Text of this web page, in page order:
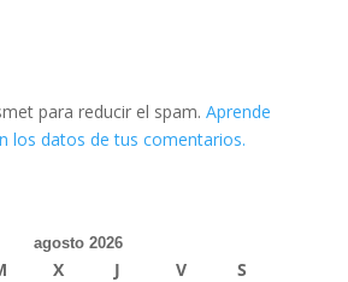
para reducir el spam. Aprende
los datos de tus comentarios.
agosto 2026
X J V
S